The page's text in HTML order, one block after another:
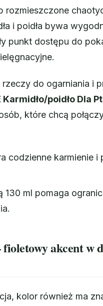
rozmieszczone
i poidła bywa
punkt dostępu do
do ogarniania i
Karmidło/poidło Dla
które chcą
codzienne karmienie i
130 ml pomaga
akcent w
kolor również ma